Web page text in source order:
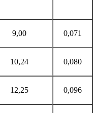
9,00 0,071
10,24 0,080
12,25 0,096